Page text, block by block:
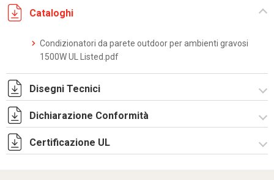
Cataloghi
Condizionatori da parete outdoor per ambienti gravosi
1500W UL Listed.pdf
Disegni Tecnici
DF0061.pdf
DF0061.DXF
SE0550.pdf
Dichiarazione Conformità
CE Declaration - Condizionatori UL.pdf
Certificazione UL